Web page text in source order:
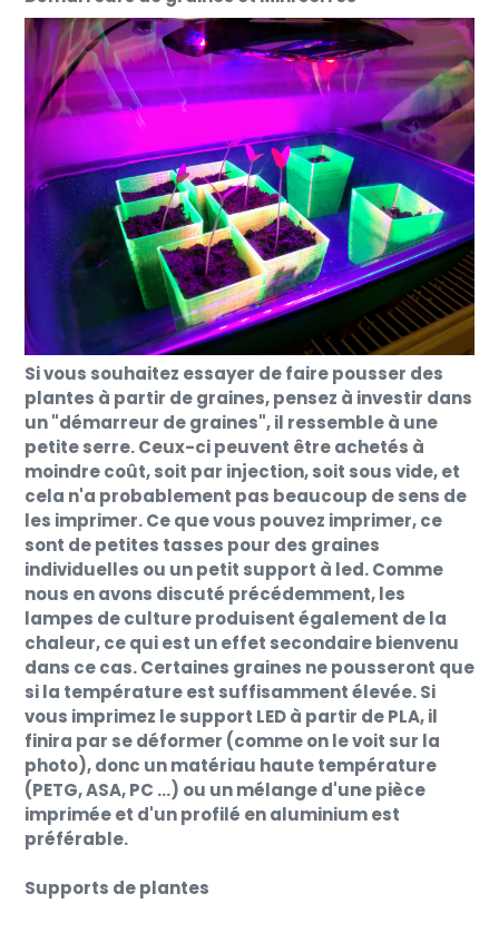
Si vous souhaitez essayer de faire pousser des
plantes à partir de graines, pensez à investir dans
un "démarreur de graines", il ressemble à une
petite serre. Ceux-ci peuvent être achetés à
moindre coût, soit par injection, soit sous vide, et
cela n'a probablement pas beaucoup de sens de
les imprimer. Ce que vous pouvez imprimer, ce
sont de petites tasses pour des graines
individuelles ou un petit support à led. Comme
nous en avons discuté précédemment, les
lampes de culture produisent également de la
chaleur, ce qui est un effet secondaire bienvenu
dans ce cas. Certaines graines ne pousseront que
si la température est suffisamment élevée. Si
vous imprimez le support LED à partir de PLA, il
finira par se déformer (comme on le voit sur la
photo), donc un matériau haute température
(PETG, ASA, PC ...) ou un mélange d'une pièce
imprimée et d'un profilé en aluminium est
préférable.
Supports de plantes